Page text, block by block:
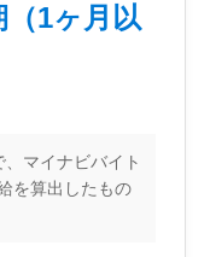
1ヶ月以
マイナビバイト
を算出したもの